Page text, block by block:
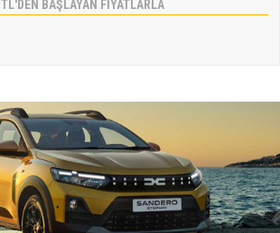
TL'DEN BAŞLAYAN FİYATLARLA